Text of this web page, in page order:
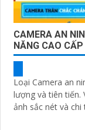
CAMERA AN
NĂNG CAO CẤP
Loại Camera an
lượng và tiên tiến. Với độ phân giải cao 4K, nó cung cấp hình